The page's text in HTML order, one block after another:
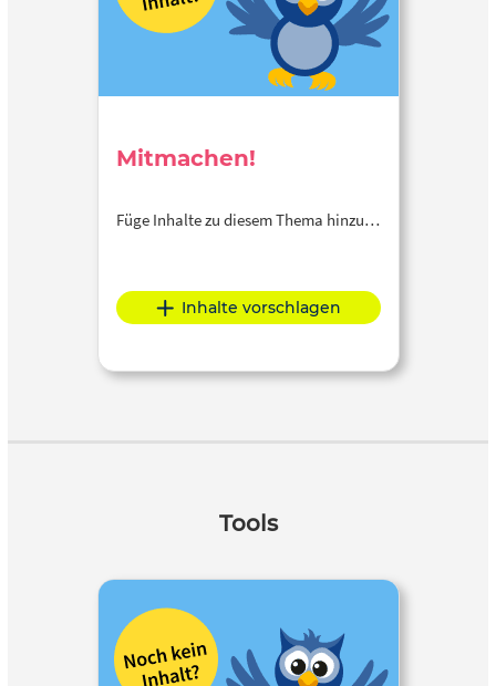
Mitmachen!
Füge Inhalte zu diesem Thema hinzu…
Inhalte vorschlagen
Tools